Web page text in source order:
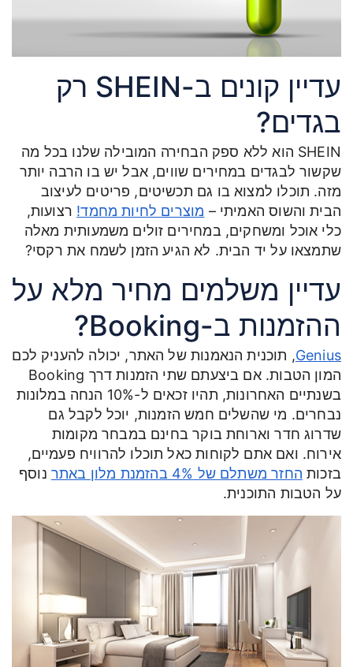
עדיין קונים ב-SHEIN רק
בגדים?
SHEIN הוא ללא ספק הבחירה המובילה שלנו בכל מה
שקשור לבגדים במחירים שווים, אבל יש בו הרבה יותר
מזה. תוכלו למצוא בו גם תכשיטים, פריטים לעיצוב
הבית והשוס האמיתי – מוצרים לחיות מחמד! רצועות,
כלי אוכל ומשחקים, במחירים זולים משמעותית מאלה
שתמצאו על יד הבית. לא הגיע הזמן לשמח את רקסי?
עדיין משלמים מחיר מלא על
ההזמנות ב-Booking?
Genius, תוכנית הנאמנות של האתר, יכולה להעניק לכם
המון הטבות. אם ביצעתם שתי הזמנות דרך Booking
בשנתיים האחרונות, תהיו זכאים ל-10% הנחה במלונות
נבחרים. מי שהשלים חמש הזמנות, יוכל לקבל גם
שדרוג חדר וארוחת בוקר בחינם במבחר מקומות
אירוח. ואם אתם לקוחות כאל תוכלו להרוויח פעמיים,
בזכות החזר משתלם של 4% בהזמנת מלון באתר
נוסף
על הטבות התוכנית.